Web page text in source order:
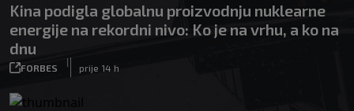
Kina podigla globalnu proizvodnju nuklearne
energije na rekordni nivo: Ko je na vrhu, a ko na
dnu
FORBES
|
prije 14 h